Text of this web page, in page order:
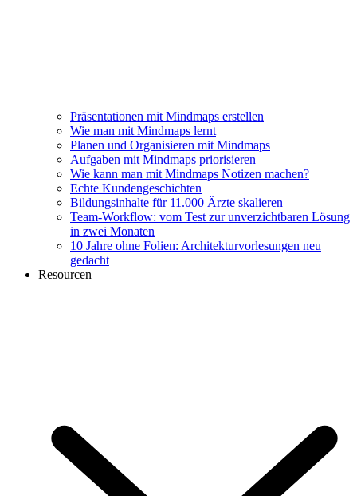
Präsentationen mit Mindmaps erstellen
Wie man mit Mindmaps lernt
Planen und Organisieren mit Mindmaps
Aufgaben mit Mindmaps priorisieren
Wie kann man mit Mindmaps Notizen machen?
Echte Kundengeschichten
Bildungsinhalte für 11.000 Ärzte skalieren
Team-Workflow: vom Test zur unverzichtbaren Lösung
in zwei Monaten
10 Jahre ohne Folien: Architekturvorlesungen neu
gedacht
Resourcen